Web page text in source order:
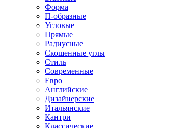
Форма
П-образные
Угловые
Прямые
Радиусные
Скошенные углы
Стиль
Современные
Евро
Английские
Дизайнерские
Итальянские
Кантри
Классические